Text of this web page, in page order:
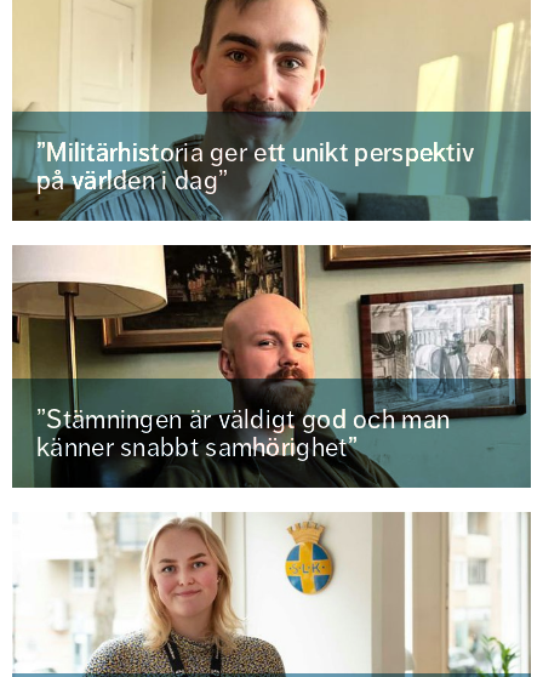
”Militärhistoria ger ett unikt perspektiv
på världen i dag”
”Stämningen är väldigt god och man
känner snabbt samhörighet”